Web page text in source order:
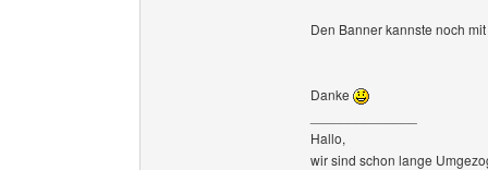
Den Banner kannste noch
Danke
Hallo,
wir sind schon lange